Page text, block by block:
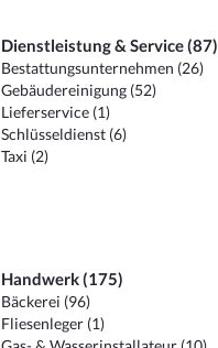
Dienstleistung & Service (87)
Bestattungsunternehmen (26)
Gebäudereinigung (52)
Lieferservice (1)
Schlüsseldienst (6)
Taxi (2)
Handwerk (175)
Bäckerei (96)
Fliesenleger (1)